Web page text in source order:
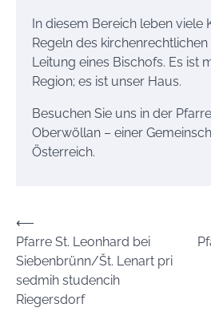
In diesem Bereich leben viele
Regeln des
Leitung eines Bischofs. Es ist
Region; es ist unser Haus.
Besuchen Sie uns in der
Oberwöllan – einer
Österreich.
Beitrags-
Navigation
⟵
Pfarre St. Leonhard bei
Siebenbrünn/Št. Lenart pri
sedmih studencih
Riegersdorf